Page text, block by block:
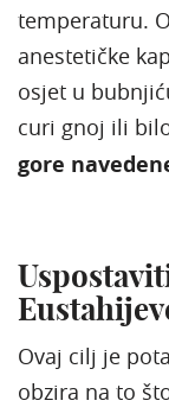
temperaturu.
anestetičke
osjet u
curi gnoj ili
gore
Ovaj cilj je
obzira na to